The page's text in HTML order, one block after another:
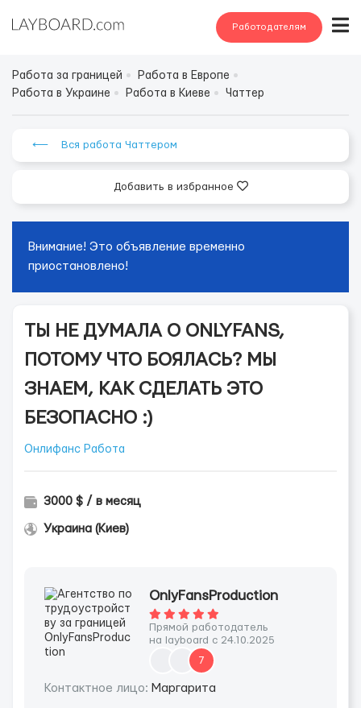
Работодателям
Работа за границей
Работа в Европе
Работа в Украине
Работа в Киеве Чаттер
⟵ Вся работа Чаттером
Добавить в избранное
Внимание! Это объявление временно
приостановлено!
ТЫ НЕ ДУМАЛА О ONLYFANS,
ПОТОМУ ЧТО БОЯЛАСЬ? МЫ
ЗНАЕМ, КАК СДЕЛАТЬ ЭТО
БЕЗОПАСНО :)
Онлифанс Работа
3000 $ / в месяц
Украина (Киев)
OnlyFansProduction
Прямой работодатель
на layboard с 24.10.2025
7
Контактное лицо: Маргарита